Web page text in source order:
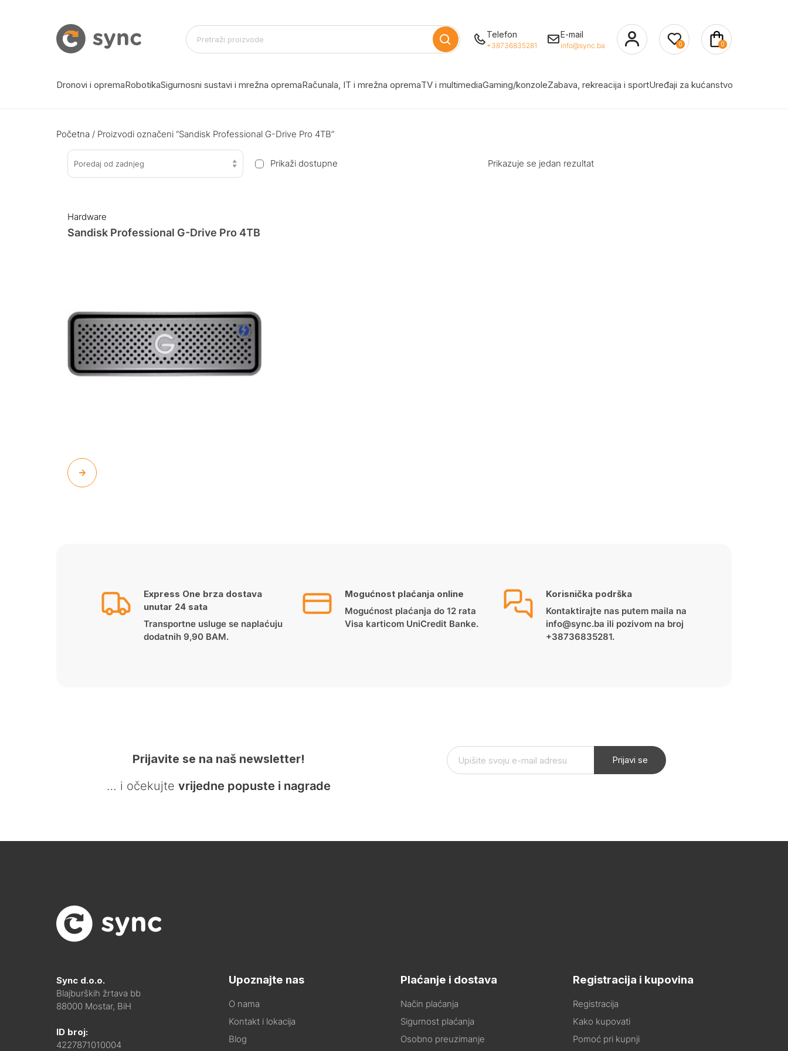
Telefon
+38736835281
E-mail
info@sync.ba 0 0
Dronovi i opremaRobotikaSigurnosni sustavi i mrežna opremaRačunala, IT i mrežna opremaTV i multimediaGaming/konzoleZabava, rekreacija i sportUređaji za kućanstvo
Početna / Proizvodi označeni “Sandisk Professional G-Drive Pro 4TB”
Poredaj od zadnjeg Prikaži dostupne Prikazuje se jedan rezultat
Hardware
Sandisk Professional G-Drive Pro 4TB
Express One brza dostava
unutar 24 sata
Transportne usluge se naplaćuju
dodatnih 9,90 BAM.
Mogućnost plaćanja online
Mogućnost plaćanja do 12 rata
Visa karticom UniCredit Banke.
Korisnička podrška
Kontaktirajte nas putem maila na
info@sync.ba ili pozivom na broj
+38736835281.
Prijavite se na naš newsletter!
… i očekujte vrijedne popuste i nagrade
Prijavi se
Sync d.o.o.
Blajburških žrtava bb
88000 Mostar, BiH
ID broj:
4227871010004
Upoznajte nas
O nama
Kontakt i lokacija
Blog
Plaćanje i dostava
Način plaćanja
Sigurnost plaćanja
Osobno preuzimanje
Registracija i kupovina
Registracija
Kako kupovati
Pomoć pri kupnji